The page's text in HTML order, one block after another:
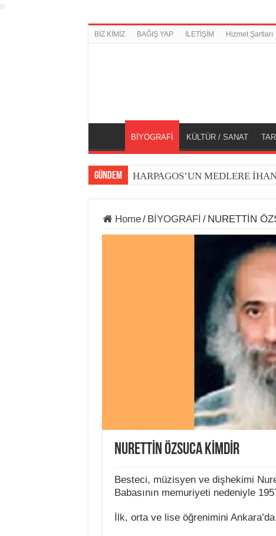
BİZ KİMİZ BAĞIŞ YAP İLETİŞİM Hizmet Şartları
BİYOGRAFİ KÜLTÜR / SANAT
GÜNDEM HARPAGOS’UN MEDLERE
Home/ BİYOGRAFİ / NURETTİN
NURETTİN ÖZSUCA KİMDİR
Besteci, müzisyen ve dişhekimi
Babasının memuriyeti nedeniyle
İlk, orta ve lise öğrenimini